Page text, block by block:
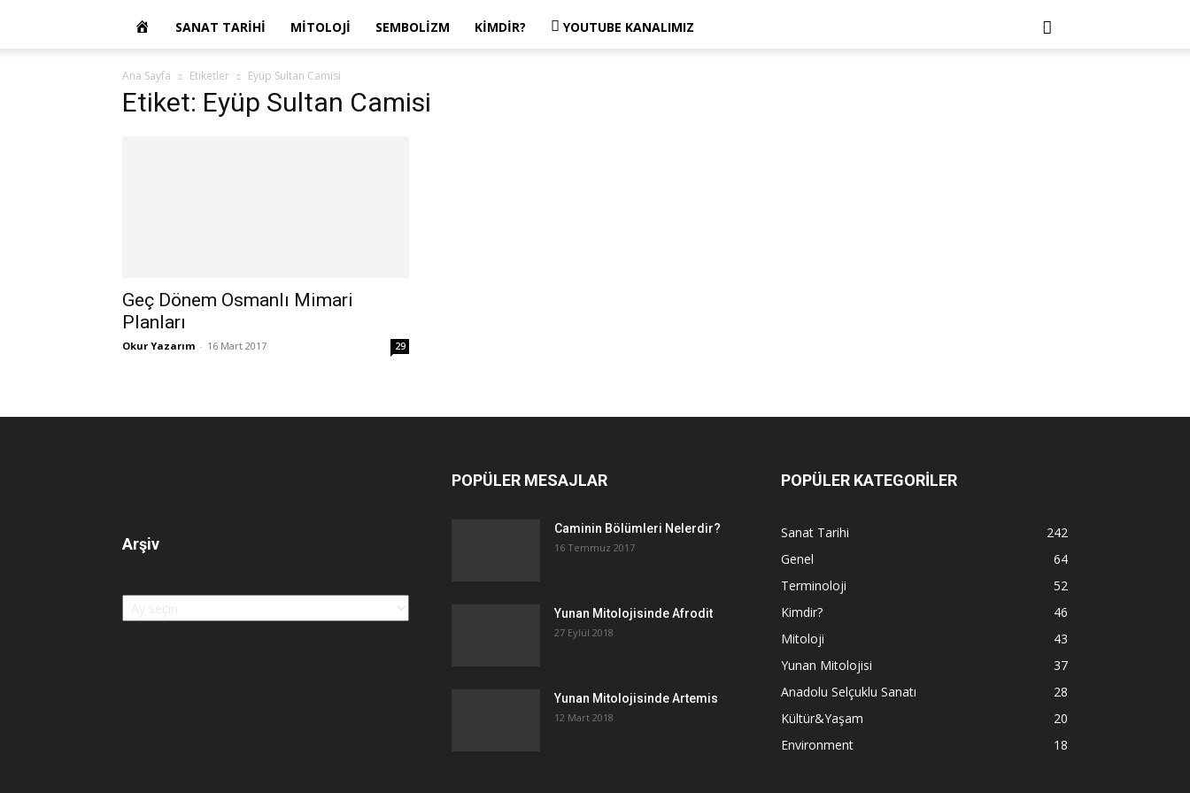
OKUR
YAZARIM
SANAT TARIHI MITOLOJI SEMBOLIZM KIMDIR? YOUTUBE KANALIMIZ
Ana Sayfa Etiketler Eyüp Sultan Camisi
Etiket: Eyüp Sultan Camisi
Geç Dönem Osmanlı Mimari
Planları
Okur Yazarım - 16 Mart 2017 29
Arşiv
Arşiv
POPÜLER MESAJLAR
Caminin Bölümleri Nelerdir?
16 Temmuz 2017
Yunan Mitolojisinde Afrodit
27 Eylül 2018
Yunan Mitolojisinde Artemis
12 Mart 2018
POPÜLER KATEGORİLER
Sanat Tarihi
242
Genel
64
Terminoloji
52
Kimdir?
46
Mitoloji
43
Yunan Mitolojisi
37
Anadolu Selçuklu Sanatı
28
Kültür&Yaşam
20
Environment
18